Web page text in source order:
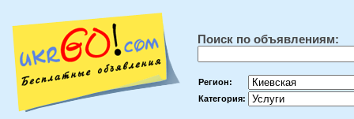
Поиск по объявлениям:
Регион:
Категория: